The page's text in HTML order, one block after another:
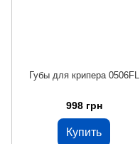
Губы для крипера 0506FL
998 грн
Купить